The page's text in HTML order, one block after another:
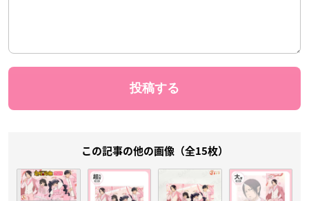
この記事の他の画像（全15枚）